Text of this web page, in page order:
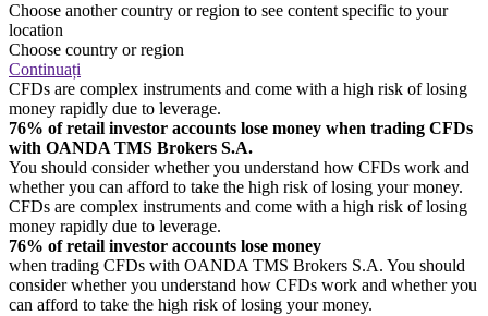
Choose another country or region to see content specific to your
location
Choose country or region
Continuați
CFDs are complex instruments and come with a high risk of losing
money rapidly due to leverage.
76% of retail investor accounts lose money when trading CFDs
with OANDA TMS Brokers S.A.
You should consider whether you understand how CFDs work and
whether you can afford to take the high risk of losing your money.
CFDs are complex instruments and come with a high risk of losing
money rapidly due to leverage.
76% of retail investor accounts lose money
when trading CFDs with OANDA TMS Brokers S.A. You should
consider whether you understand how CFDs work and whether you
can afford to take the high risk of losing your money.